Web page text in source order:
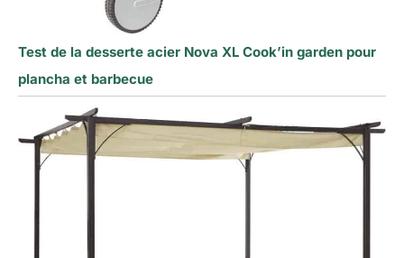
Test de la desserte acier Nova XL Cook’in garden pour
plancha et barbecue